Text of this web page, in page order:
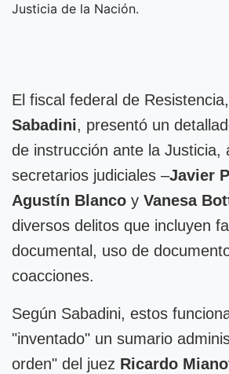
Justicia de la Nación.
El fiscal federal de Resistencia,
Sabadini, presentó un
de instrucción ante la Justicia,
secretarios judiciales –Javier
Agustín Blanco y Vanesa
diversos delitos que incluyen
documental, uso de
coacciones.
Según Sabadini, estos
"inventado" un sumario
orden" del juez Ricardo